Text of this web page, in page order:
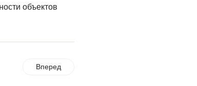
объектов
Вперед